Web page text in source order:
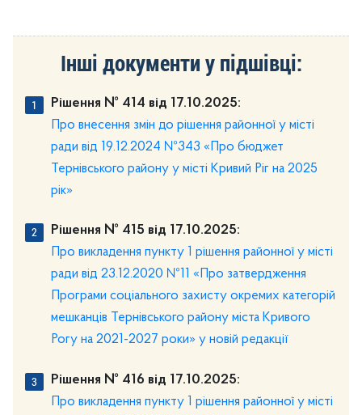
Інші документи у підшівці:
Рішення № 414 від 17.10.2025:
Про внесення змін до рішення районної у місті
ради від 19.12.2024 №343 «Про бюджет
Тернівського району у місті Кривий Ріг на 2025
рік»
Рішення № 415 від 17.10.2025:
Про викладення пункту 1 рішення районної у місті
ради від 23.12.2020 №11 «Про затвердження
Програми соціального захисту окремих категорій
мешканців Тернівського району міста Кривого
Рогу на 2021-2027 роки» у новій редакції
Рішення № 416 від 17.10.2025:
Про викладення пункту 1 рішення районної у місті